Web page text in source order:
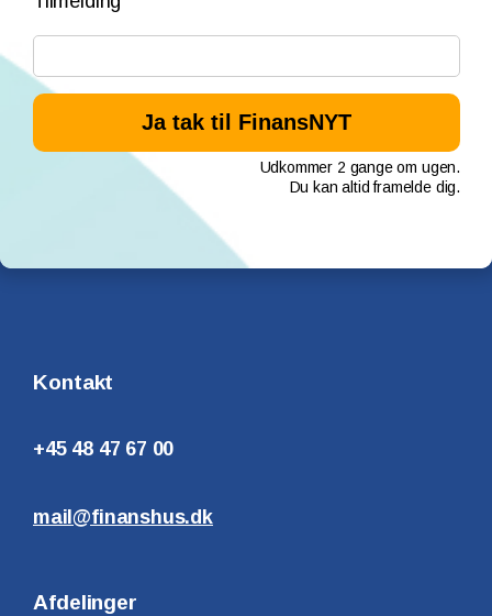
Udkommer 2 gange om ugen.
Du kan altid framelde dig.
Kontakt
+45 48 47 67 00
mail@finanshus.dk
Afdelinger